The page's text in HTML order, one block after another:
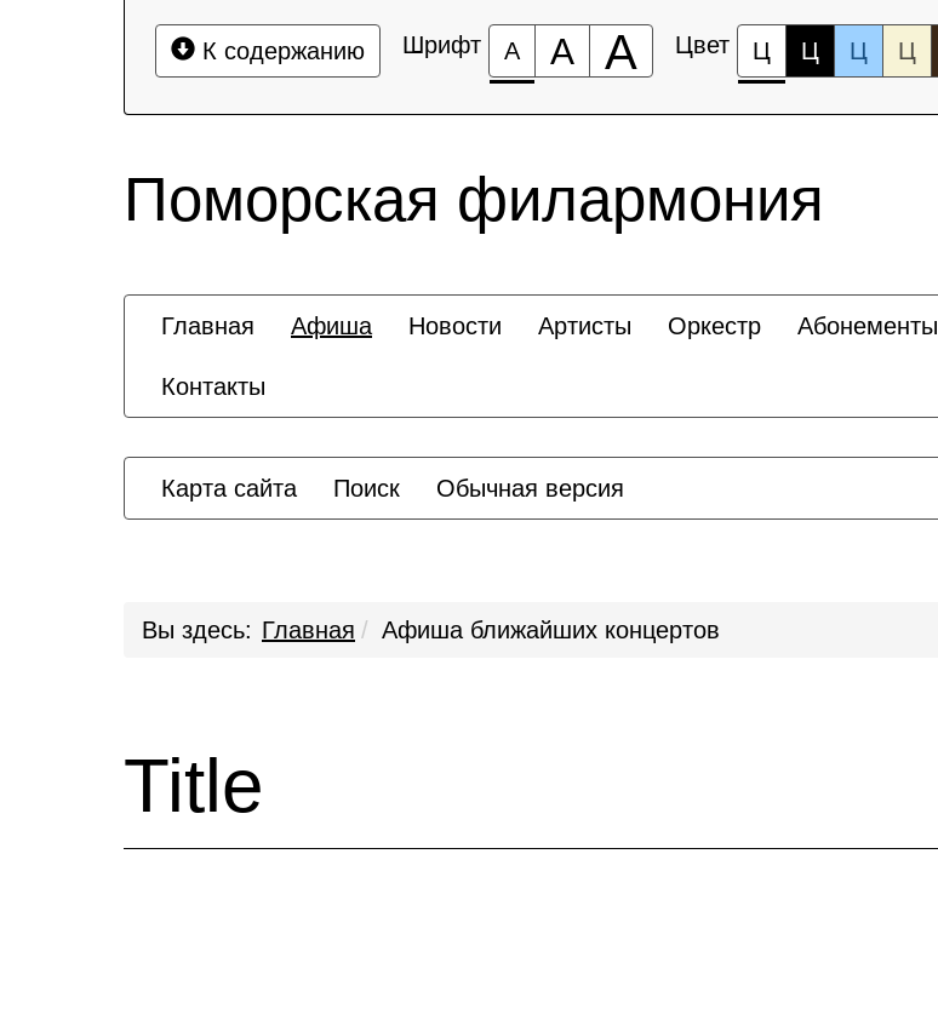
К содержанию Шрифт А А А Цвет Ц Ц Ц Ц
Поморская филармония
Главная Афиша Новости Артисты Оркестр Абонементы
Контакты
Карта сайта Поиск Обычная версия
Вы здесь: Главная Афиша ближайших концертов
Title